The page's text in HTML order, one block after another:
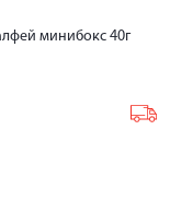
минибокс 40г